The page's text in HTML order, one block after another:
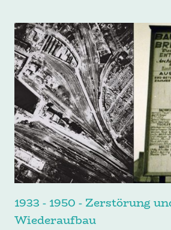
1933 - 1950 - Zerstörung
Wiederaufbau